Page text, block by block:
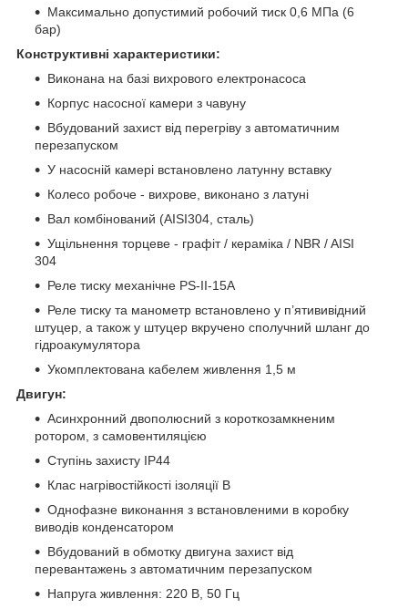
Максимально допустимий робочий тиск 0,6 МПа (6
бар)
Конструктивні характеристики:
Виконана на базі вихрового електронасоса
Корпус насосної камери з чавуну
Вбудований захист від перегріву з автоматичним
перезапуском
У насосній камері встановлено латунну вставку
Колесо робоче - вихрове, виконано з латуні
Вал комбінований (AISI304, сталь)
Ущільнення торцеве - графіт / кераміка / NBR / AISI
304
Реле тиску механічне PS-II-15А
Реле тиску та манометр встановлено у п’ятививідний
штуцер, а також у штуцер вкручено сполучний шланг до
гідроакумулятора
Укомплектована кабелем живлення 1,5 м
Двигун:
Асинхронний двополюсний з короткозамкненим
ротором, з самовентиляцією
Ступінь захисту IP44
Клас нагрівостійкості ізоляції В
Однофазне виконання з встановленими в коробку
виводів конденсатором
Вбудований в обмотку двигуна захист від
перевантажень з автоматичним перезапуском
Напруга живлення: 220 В, 50 Гц